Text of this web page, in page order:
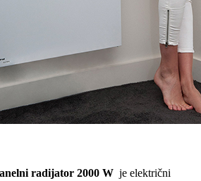
radijator 2000 W je električni